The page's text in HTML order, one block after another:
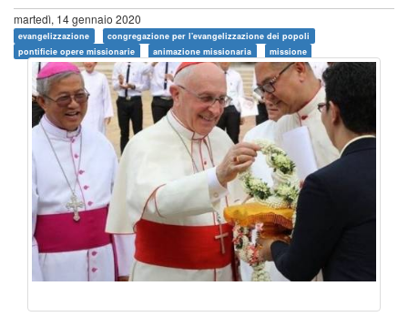
martedì, 14 gennaio 2020
evangelizzazione
congregazione per l'evangelizzazione dei popoli
pontificie opere missionarie
animazione missionaria missione